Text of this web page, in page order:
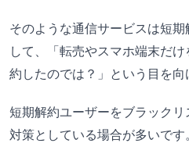
そのような通信サービスは短
して、「転売やスマホ端末だ
約したのでは？」という目を向
短期解約ユーザーをブラック
対策としている場合が多いです。